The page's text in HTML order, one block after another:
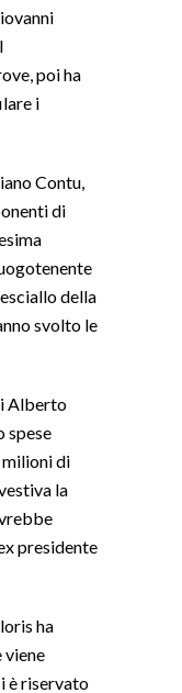
poi ha
i
Contu,
di
della
svolto le
Alberto
spese
di
la
presidente
ha
viene
è riservato